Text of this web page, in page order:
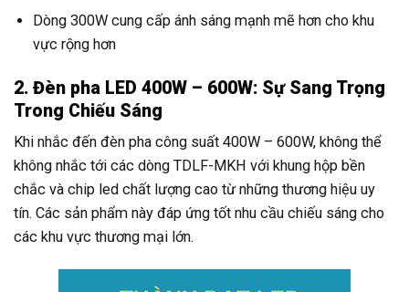
Dòng 300W cung cấp ánh sáng mạnh mẽ hơn cho khu
vực rộng hơn
2. Đèn pha LED 400W – 600W: Sự Sang Trọng
Trong Chiếu Sáng
Khi nhắc đến đèn pha công suất 400W – 600W, không thể
không nhắc tới các dòng TDLF-MKH với khung hộp bền
chắc và chip led chất lượng cao từ những thương hiệu uy
tín. Các sản phẩm này đáp ứng tốt nhu cầu chiếu sáng cho
các khu vực thương mại lớn.